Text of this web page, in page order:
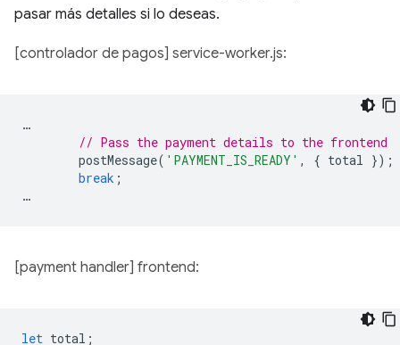
pasar más detalles si lo deseas.
[controlador de pagos] service-worker.js:
…
// Pass the payment details to the frontend
postMessage( 'PAYMENT_IS_READY' , { total });
break ;
…
[payment handler] frontend:
let total ;